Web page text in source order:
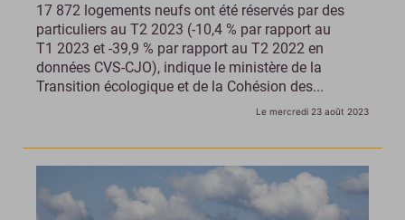
17 872 logements neufs ont été réservés par des
particuliers au T2 2023 (-10,4 % par rapport au
T1 2023 et -39,9 % par rapport au T2 2022 en
données CVS-CJO), indique le ministère de la
Transition écologique et de la Cohésion des...
Le mercredi 23 août 2023